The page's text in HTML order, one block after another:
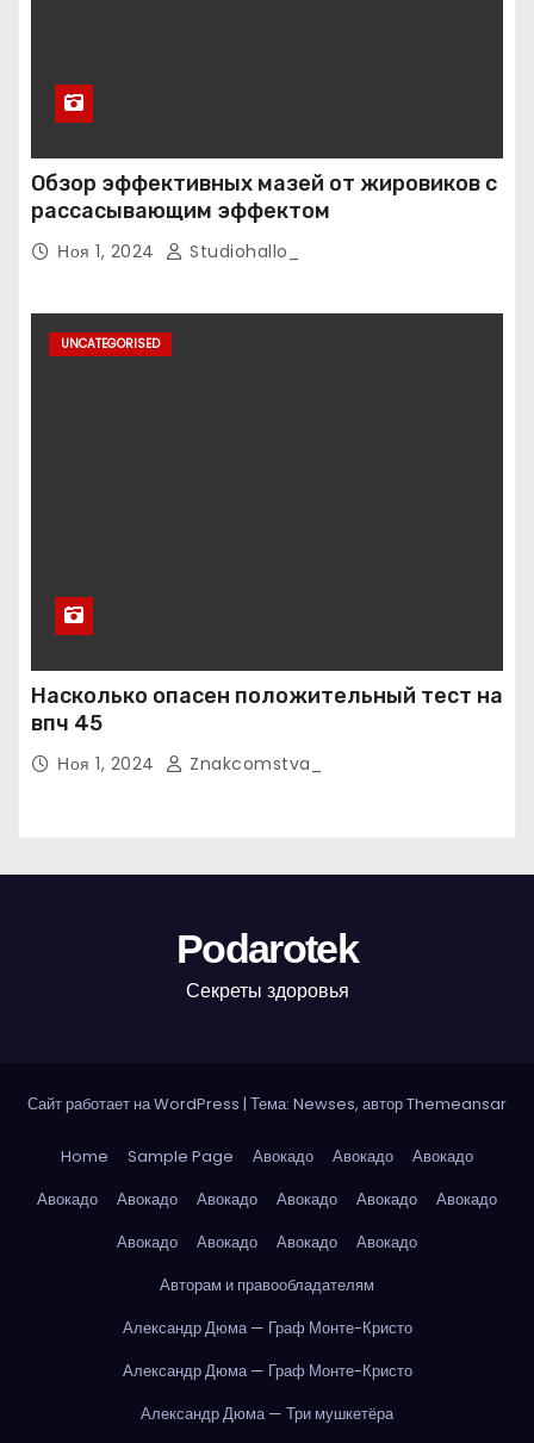
Обзор эффективных мазей от жировиков с
рассасывающим эффектом
Ноя 1, 2024 Studiohallo_
UNCATEGORISED
Насколько опасен положительный тест на
впч 45
Ноя 1, 2024 Znakcomstva_
Podarotek
Секреты здоровья
Сайт работает на WordPress | Тема: Newses, авторThemeansar
Home Sample Page Авокадо Авокадо
Авокадо
Авокадо
Авокадо Авокадо Авокадо Авокадо
Авокадо
Авокадо
Авокадо Авокадо
Авокадо
Авторам и правообладателям
Александр Дюма — Граф Монте-Кристо
Александр Дюма — Граф Монте-Кристо
Александр Дюма — Три мушкетёра